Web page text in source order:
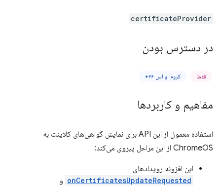
certificateProvider
در دسترس بودن
فقط کروم او اس ۴۶+
مفاهیم و کاربردها
استفاده معمول از این API برای نمایش گواهی‌های کلاینت به
ChromeOS از این مراحل پیروی می‌کند:
این افزونه رویدادهای
onCertificatesUpdateRequested و